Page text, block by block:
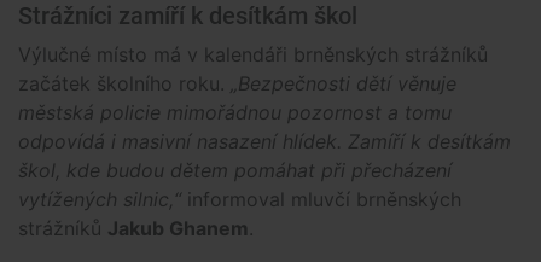
Strážníci zamíří k desítkám škol
Výlučné místo má v kalendáři brněnských strážníků
začátek školního roku.
„Bezpečnosti dětí věnuje
městská policie mimořádnou pozornost a tomu
odpovídá i masivní nasazení hlídek. Zamíří k desítkám
škol, kde budou dětem pomáhat při přecházení
vytížených silnic,“ informoval mluvčí brněnských
strážníků Jakub Ghanem .